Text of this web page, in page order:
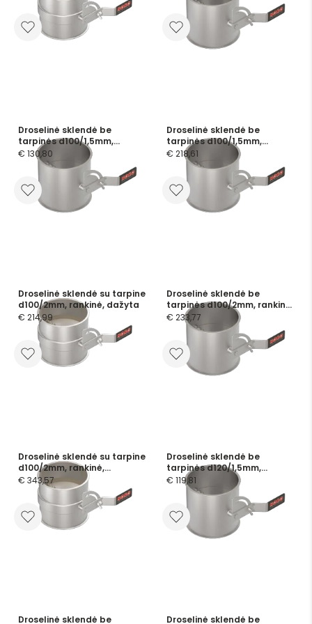
Droselinė sklendė be
tarpinės d100/1,5mm,
rankinė, cinkuota
€ 130,80
Droselinė sklendė be
tarpinės d100/1,5mm,
rankinė, nerūdijančio plieno
€ 218,61
Droselinė sklendė su tarpine
d100/2mm, rankinė, dažyta
€ 214,99
Droselinė sklendė be
tarpinės d100/2mm, rankinė,
nerūdijančio plieno
€ 233,77
Droselinė sklendė su tarpine
d100/2mm, rankinė,
nerūdijančio plieno
€ 343,57
Droselinė sklendė be
tarpinės d120/1,5mm,
rankinė, dažyta
€ 119,81
Droselinė sklendė be
Droselinė sklendė be